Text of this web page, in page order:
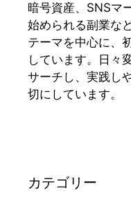
暗号資産、SNSマ
始められる副業な
テーマを中心に、
しています。日々
サーチし、実践し
切にしています。
カテゴリー